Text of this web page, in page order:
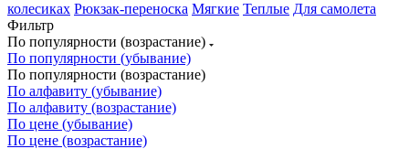
колесиках Рюкзак-переноска Мягкие Теплые Для самолета
Фильтр
По популярности (возрастание)
По популярности (убывание)
По популярности (возрастание)
По алфавиту (убывание)
По алфавиту (возрастание)
По цене (убывание)
По цене (возрастание)